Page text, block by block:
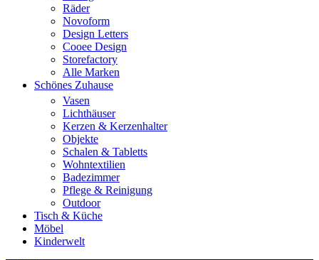
Räder
Novoform
Design Letters
Cooee Design
Storefactory
Alle Marken
Schönes Zuhause
Vasen
Lichthäuser
Kerzen & Kerzenhalter
Objekte
Schalen & Tabletts
Wohntextilien
Badezimmer
Pflege & Reinigung
Outdoor
Tisch & Küche
Möbel
Kinderwelt